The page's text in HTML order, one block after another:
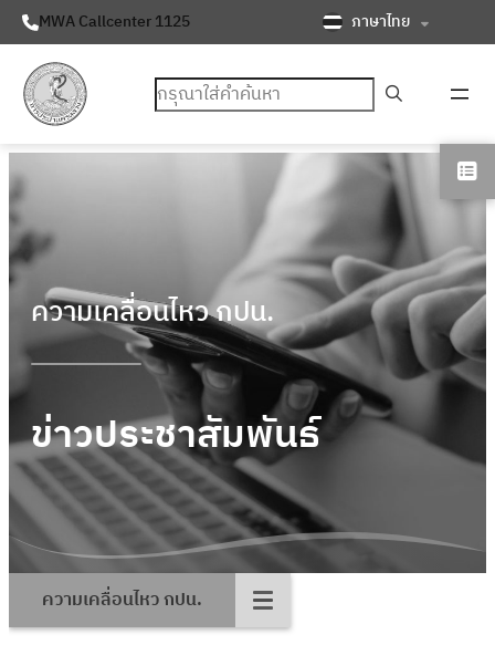
MWA Callcenter 1125 ภาษาไทย
ค้นหา
ความเคลื่อนไหว กปน.
ข่าวประชาสัมพันธ์
ความเคลื่อนไหว กปน.